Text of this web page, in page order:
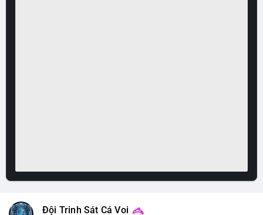
Đội Trinh Sát Cá Voi